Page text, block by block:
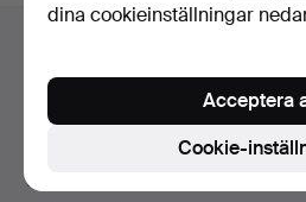
Sidfotsnavigation
Kontakta support
Alla auktionshus
Vi skickar med
dina cookieinställningar
Cookie-
Acceptera